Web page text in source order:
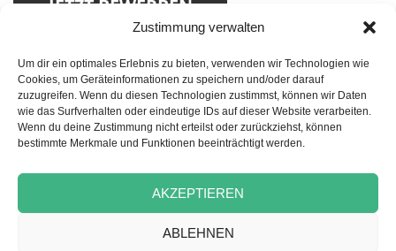
Zustimmung verwalten
Um dir ein optimales Erlebnis zu bieten, verwenden wir Technologien wie
Cookies, um Geräteinformationen zu speichern und/oder darauf
zuzugreifen. Wenn du diesen Technologien zustimmst, können wir Daten
wie das Surfverhalten oder eindeutige IDs auf dieser Website verarbeiten.
Wenn du deine Zustimmung nicht erteilst oder zurückziehst, können
bestimmte Merkmale und Funktionen beeinträchtigt werden.
AKZEPTIEREN
ABLEHNEN